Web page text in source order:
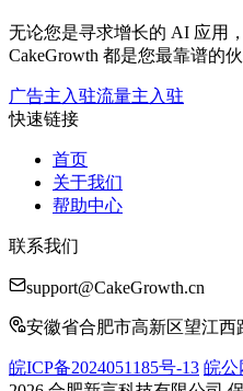
无论您是寻求增长的 AI 应用
CakeGrowth 都是您最靠谱的伙
广告主入驻流量主入驻
快速链接
首页
关于我们
帮助中心
联系我们
support@CakeGrowth.cn
安徽省合肥市高新区望江西
皖ICP备2024051185号-13 皖公